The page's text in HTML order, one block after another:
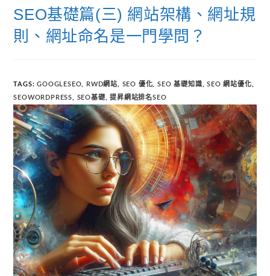
SEO基礎篇(三) 網站架構、網址規
則、網址命名是一門學問？
TAGS:GOOGLESEO RWD網站 SEO 優化 SEO 基礎知識 SEO 網站優化
SEOWORDPRESS
SEO基礎 提昇網站排名SEO